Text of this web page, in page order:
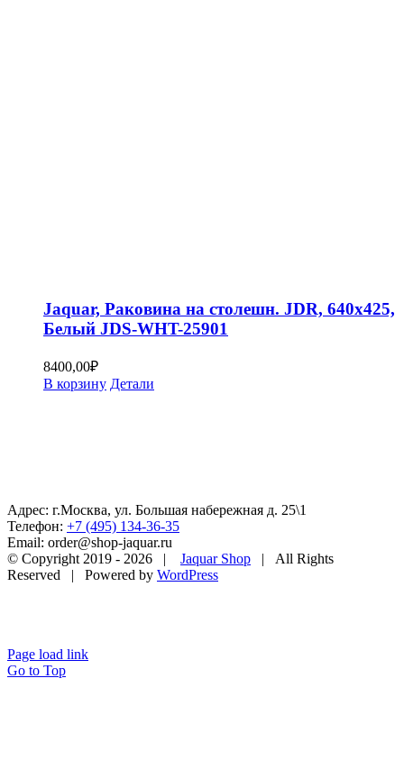
Jaquar, Раковина на столешн. JDR, 640х425,
Белый JDS-WHT-25901
8400,00₽
В корзину Детали
Адрес: г.Москва, ул. Большая набережная д. 25\1
Телефон: +7 (495) 134-36-35
Email: order@shop-jaquar.ru
© Copyright 2019 - 2026 | Jaquar Shop | All Rights
Reserved | Powered by WordPress
Page load link
Go to Top